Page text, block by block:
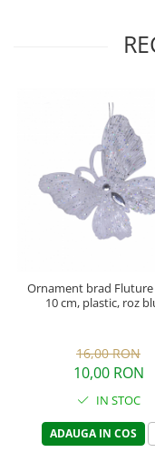
Ornament brad
10 cm, plastic, roz
16,00 RON
10,00 RON
IN STOC
ADAUGA IN COS